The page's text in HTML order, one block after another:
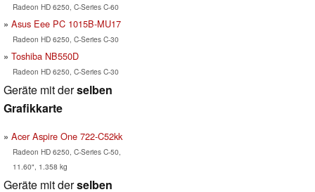
Radeon HD 6250, C-Series C-60
Asus Eee PC 1015B-MU17
Radeon HD 6250, C-Series C-30
Toshiba NB550D
Radeon HD 6250, C-Series C-30
Geräte mit derselben
Grafikkarte
Acer Aspire One 722-C52kk
Radeon HD 6250, C-Series C-50,
11.60", 1.358 kg
Geräte mit derselben